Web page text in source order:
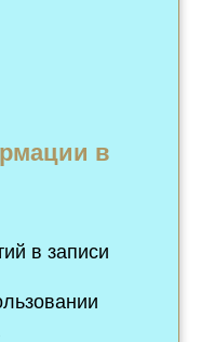
в
в записи